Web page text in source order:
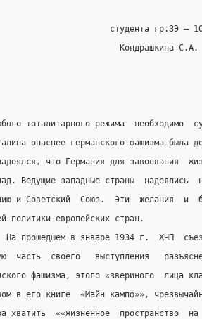
студента гр.ЗЭ —
Кондрашкина С.А.
тоталитарного режима  необходимо
опаснее германского фашизма была
что Германия для завоевания
Ведущие западные страны
и Советский  Союз.  Эти  желания  и
политики европейских стран.
На прошедшем в январе 1934 г.  ХЧП
часть  своего   выступления
фашизма, этого «звериного  лица
в его книге  «Майн кампф»»,
хватить  ««жизненное  пространство